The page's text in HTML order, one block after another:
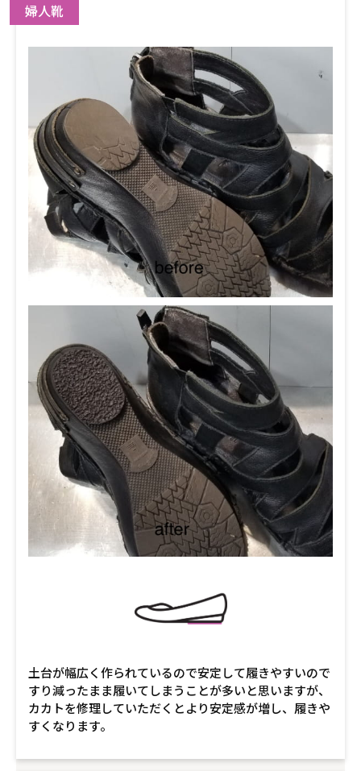
婦人靴
土台が幅広く作られているので安定して履きやすいので
すり減ったまま履いてしまうことが多いと思いますが、
カカトを修理していただくとより安定感が増し、履きや
すくなります。